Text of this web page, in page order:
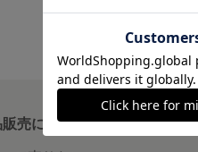
売について